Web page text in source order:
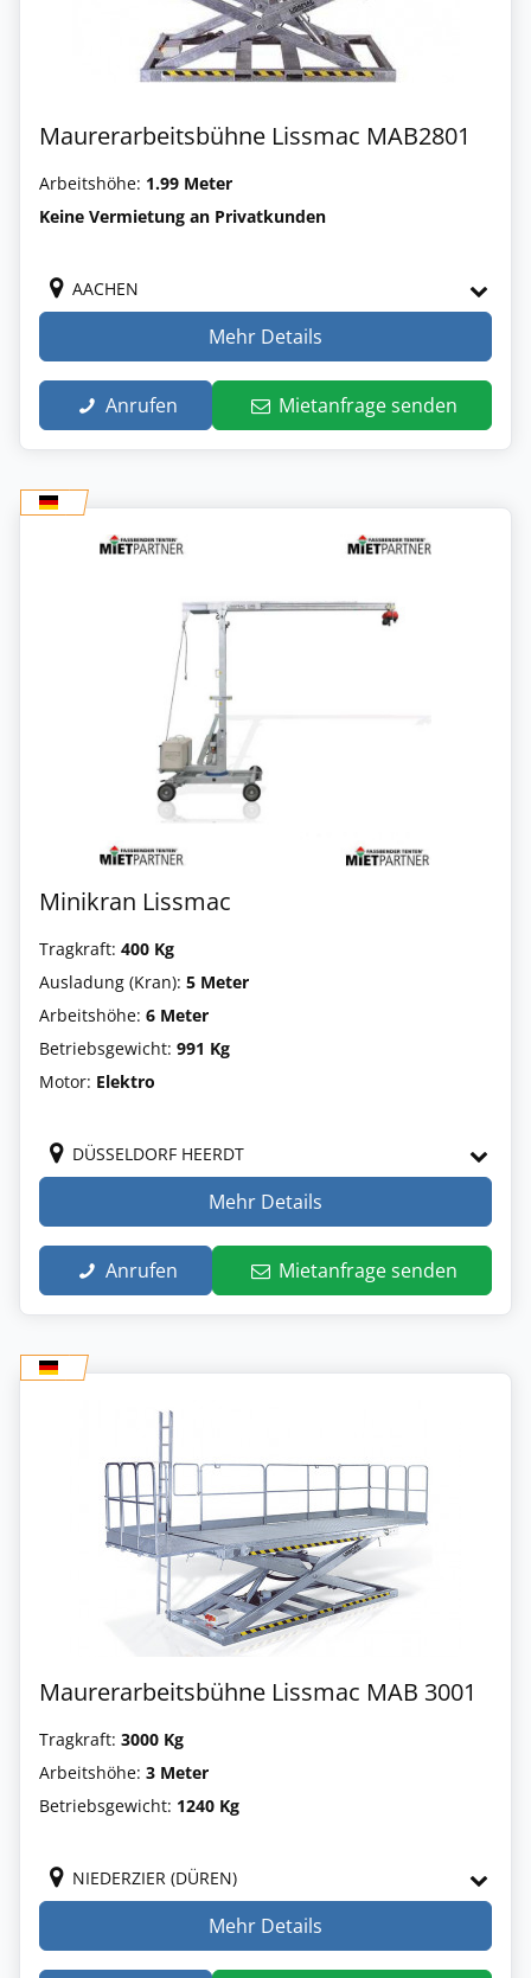
Maurerarbeitsbühne Lissmac MAB2801
Arbeitshöhe: 1.99 Meter
Keine Vermietung an Privatkunden
AACHEN
Mehr Details
Anrufen Mietanfrage senden
Minikran Lissmac
Tragkraft: 400 Kg
Ausladung (Kran): 5 Meter
Arbeitshöhe: 6 Meter
Betriebsgewicht: 991 Kg
Motor: Elektro
DÜSSELDORF HEERDT
Mehr Details
Anrufen Mietanfrage senden
Maurerarbeitsbühne Lissmac MAB 3001
Tragkraft: 3000 Kg
Arbeitshöhe: 3 Meter
Betriebsgewicht: 1240 Kg
NIEDERZIER (DÜREN)
Mehr Details